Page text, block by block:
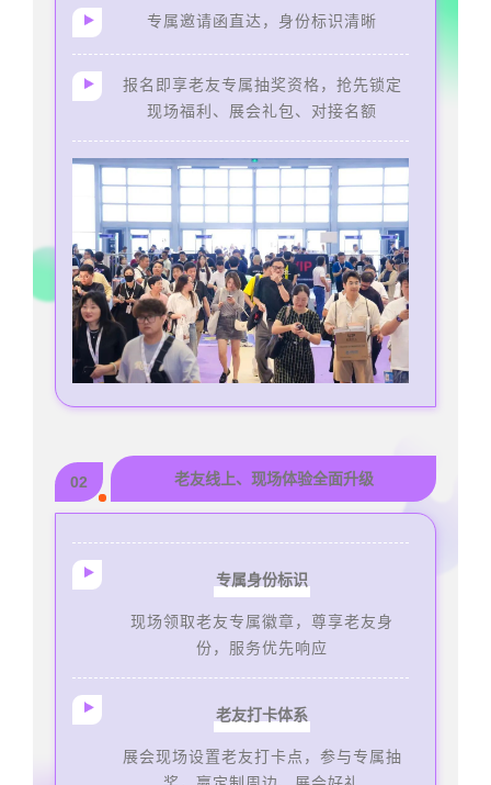
专属邀请函直达，身份标识清晰
报名即享老友专属抽奖资格，抢先锁定
现场福利、展会礼包、对接名额
02 老友线上、现场体验全面升级
专属身份标识
现场领取老友专属徽章，尊享老友身
份，服务优先响应
老友打卡体系
展会现场设置老友打卡点，参与专属抽